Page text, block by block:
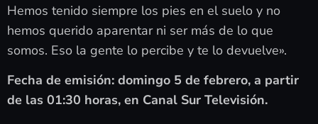
Hemos tenido siempre los pies en el suelo y no
hemos querido aparentar ni ser más de lo que
somos. Eso la gente lo percibe y te lo devuelve».
Fecha de emisión: domingo 5 de febrero, a partir
de las 01:30 horas, en Canal Sur Televisión.